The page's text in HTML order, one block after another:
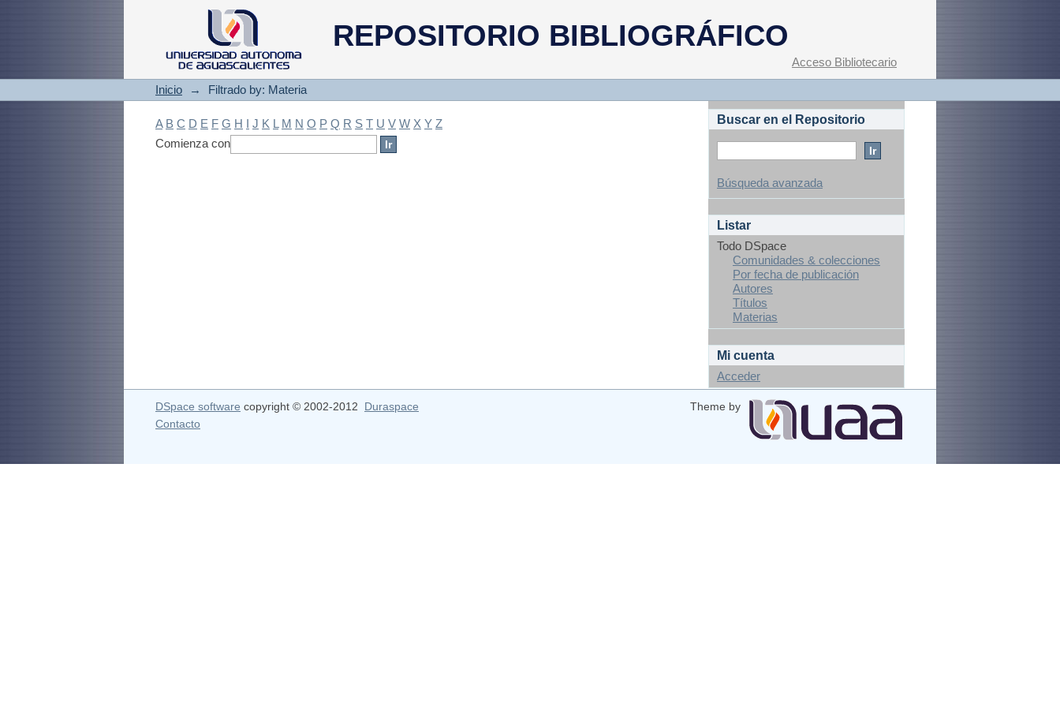
REPOSITORIO BIBLIOGRÁFICO
Filtrado by: Materia
Acceso Bibliotecario
Inicio → Filtrado by: Materia
A B C D E F G H I J K L M N O P Q R S T U V W X Y Z
Comienza con
Buscar en el Repositorio
Búsqueda avanzada
Listar
Todo DSpace
Comunidades & colecciones
Por fecha de publicación
Autores
Títulos
Materias
Mi cuenta
Acceder
DSpace software copyright © 2002-2012 Duraspace
Theme by
Contacto